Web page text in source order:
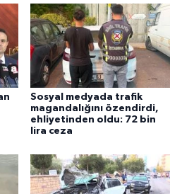
Sosyal medyada trafik
magandalığını özendirdi,
ehliyetinden oldu: 72 bin
lira ceza